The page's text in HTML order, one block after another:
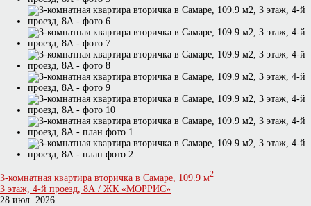
3-комнатная квартира вторичка в Самаре, 109.9 м2
3 этаж, 4-й проезд, 8А / ЖК «МОРРИС»
28 июл. 2026